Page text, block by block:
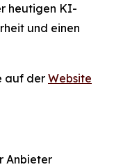
heutigen KI-
und einen
auf der Website
Anbieter